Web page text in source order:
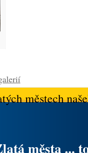
městech
města ...